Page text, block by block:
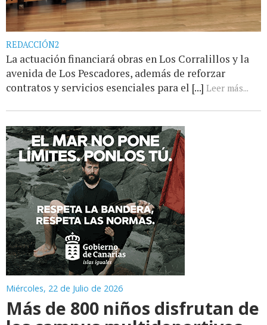
REDACCIÓN2
La actuación financiará obras en Los Corralillos y la
avenida de Los Pescadores, además de reforzar
contratos y servicios esenciales para el [...] Leer más...
Miércoles, 22 de Julio de 2026
Más de 800 niños disfrutan de